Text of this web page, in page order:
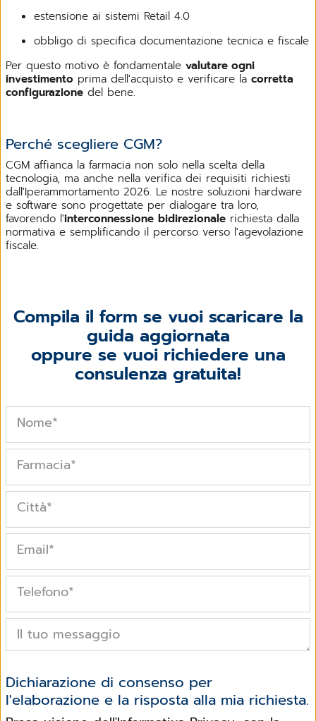
estensione ai sistemi Retail 4.0
obbligo di specifica documentazione tecnica e fiscale
Per questo motivo è fondamentale valutare ogni
investimento prima dell'acquisto e verificare la corretta
configurazione del bene.
Perché scegliere CGM?
CGM affianca la farmacia non solo nella scelta della
tecnologia, ma anche nella verifica dei requisiti richiesti
dall'Iperammortamento 2026. Le nostre soluzioni hardware
e software sono progettate per dialogare tra loro,
favorendo l'interconnessione bidirezionale richiesta dalla
normativa e semplificando il percorso verso l'agevolazione
fiscale.
Compila il form se vuoi scaricare la
guida aggiornata
oppure se vuoi richiedere una
consulenza gratuita!
Nome*
Farmacia*
Città*
Email*
Telefono*
Il tuo messaggio
Dichiarazione di consenso per
l'elaborazione e la risposta alla mia richiesta.